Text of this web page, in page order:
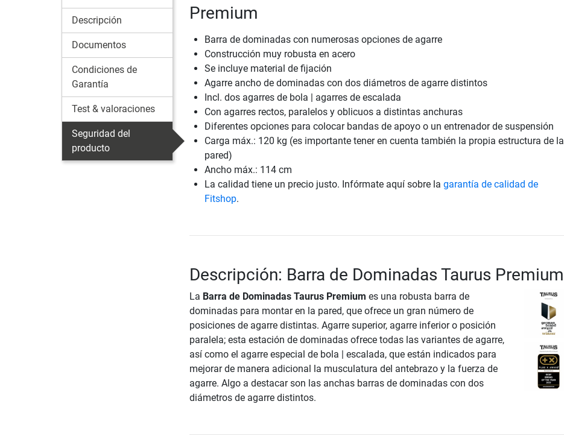
Descripción
Documentos
Condiciones de
Garantía
Test & valoraciones
Seguridad del
producto
Premium
Barra de dominadas con numerosas opciones de agarre
Construcción muy robusta en acero
Se incluye material de fijación
Agarre ancho de dominadas con dos diámetros de agarre distintos
Incl. dos agarres de bola | agarres de escalada
Con agarres rectos, paralelos y oblicuos a distintas anchuras
Diferentes opciones para colocar bandas de apoyo o un entrenador de suspensión
Carga máx.: 120 kg (es importante tener en cuenta también la propia estructura de la
pared)
Ancho máx.: 114 cm
La calidad tiene un precio justo. Infórmate aquí sobre la garantía de calidad de
Fitshop.
Descripción: Barra de Dominadas Taurus Premium
La Barra de Dominadas Taurus Premium es una robusta barra de
dominadas para montar en la pared, que ofrece un gran número de
posiciones de agarre distintas. Agarre superior, agarre inferior o posición
paralela; esta estación de dominadas ofrece todas las variantes de agarre,
así como el agarre especial de bola | escalada, que están indicados para
mejorar de manera adicional la musculatura del antebrazo y la fuerza de
agarre. Algo a destacar son las anchas barras de dominadas con dos
diámetros de agarre distintos.